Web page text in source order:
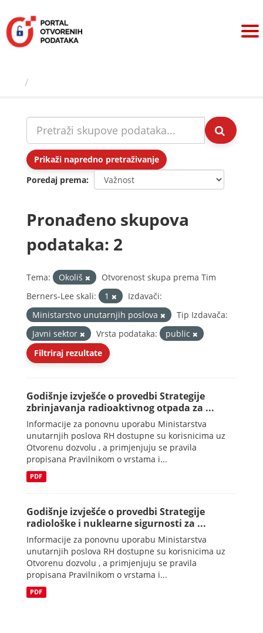
sadržaj
Prikaži napredno pretraživanje
Poredaj prema
Pronađeno skupova
podataka: 2
Tema: Okoliš
Otvorenost skupa prema Tim
Berners-Lee skali:
1
Izdavači:
Ministarstvo unutarnjih poslova
Tip Izdavača:
Javni sektor
Vrsta podataka:
public
Filtriraj rezultate
Godišnje izvješće o provedbi Strategije
zbrinjavanja radioaktivnog otpada za ...
Informacije za ponovnu uporabu Ministarstva
unutarnjih poslova RH dostupne su korisnicima uz
Otvorenu dozvolu , a primjenjuju se pravila
propisana Pravilnikom o vrstama i...
PDF
Godišnje izvješće o provedbi Strategije
radiološke i nuklearne sigurnosti za ...
Informacije za ponovnu uporabu Ministarstva
unutarnjih poslova RH dostupne su korisnicima uz
Otvorenu dozvolu , a primjenjuju se pravila
propisana Pravilnikom o vrstama i...
PDF